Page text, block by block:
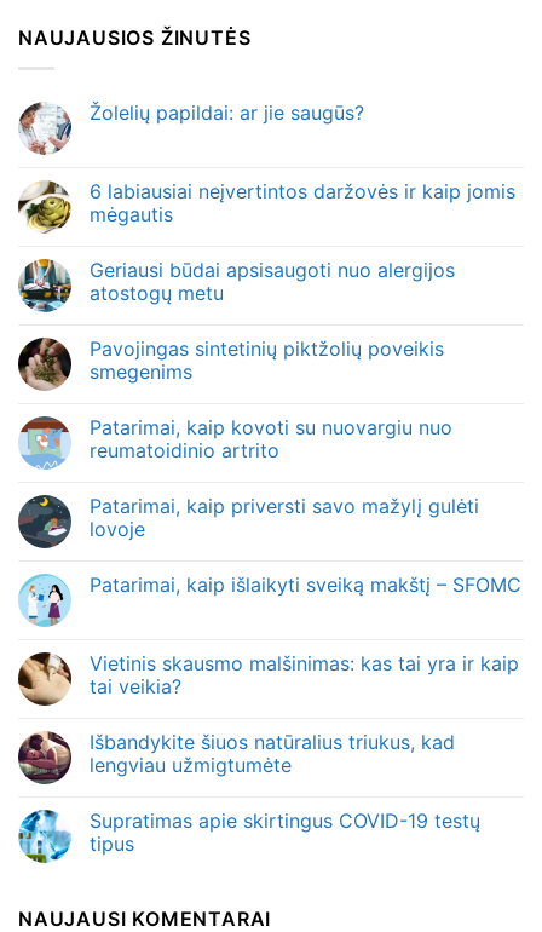
NAUJAUSIOS ŽINUTĖS
Žolelių papildai: ar jie saugūs?
6 labiausiai neįvertintos daržovės ir kaip jomis
mėgautis
Geriausi būdai apsisaugoti nuo alergijos
atostogų metu
Pavojingas sintetinių piktžolių poveikis
smegenims
Patarimai, kaip kovoti su nuovargiu nuo
reumatoidinio artrito
Patarimai, kaip priversti savo mažylį gulėti
lovoje
Patarimai, kaip išlaikyti sveiką makštį – SFOMC
Vietinis skausmo malšinimas: kas tai yra ir kaip
tai veikia?
Išbandykite šiuos natūralius triukus, kad
lengviau užmigtumėte
Supratimas apie skirtingus COVID-19 testų
tipus
NAUJAUSI KOMENTARAI